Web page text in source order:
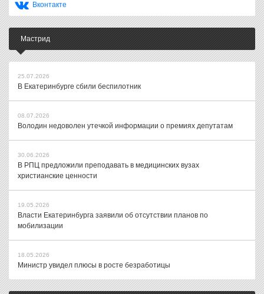
Вконтакте
Мастрид
25.07.2026
В Екатеринбурге сбили беспилотник
08.07.2026
Володин недоволен утечкой информации о премиях депутатам
30.06.2026
В РПЦ предложили преподавать в медицинских вузах
христианские ценности
19.05.2026
Власти Екатеринбурга заявили об отсутствии планов по
мобилизации
18.05.2026
Министр увидел плюсы в росте безработицы